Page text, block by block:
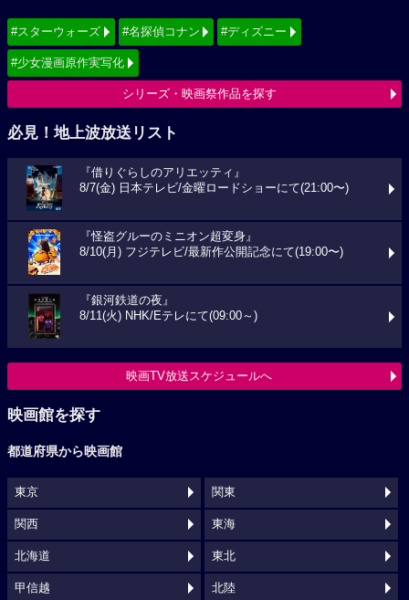
#スターウォーズ #名探偵コナン #ディズニー
#少女漫画原作実写化
シリーズ・映画祭作品を探す
必見！地上波放送リスト
『借りぐらしのアリエッティ』
8/7(金) 日本テレビ/金曜ロードショーにて(21:00〜)
『怪盗グルーのミニオン超変身』
8/10(月) フジテレビ/最新作公開記念にて(19:00〜)
『銀河鉄道の夜』
8/11(火) NHK/Eテレにて(09:00～)
映画TV放送スケジュールへ
映画館を探す
都道府県から映画館
東京 関東
関西 東海
北海道 東北
甲信越 北陸